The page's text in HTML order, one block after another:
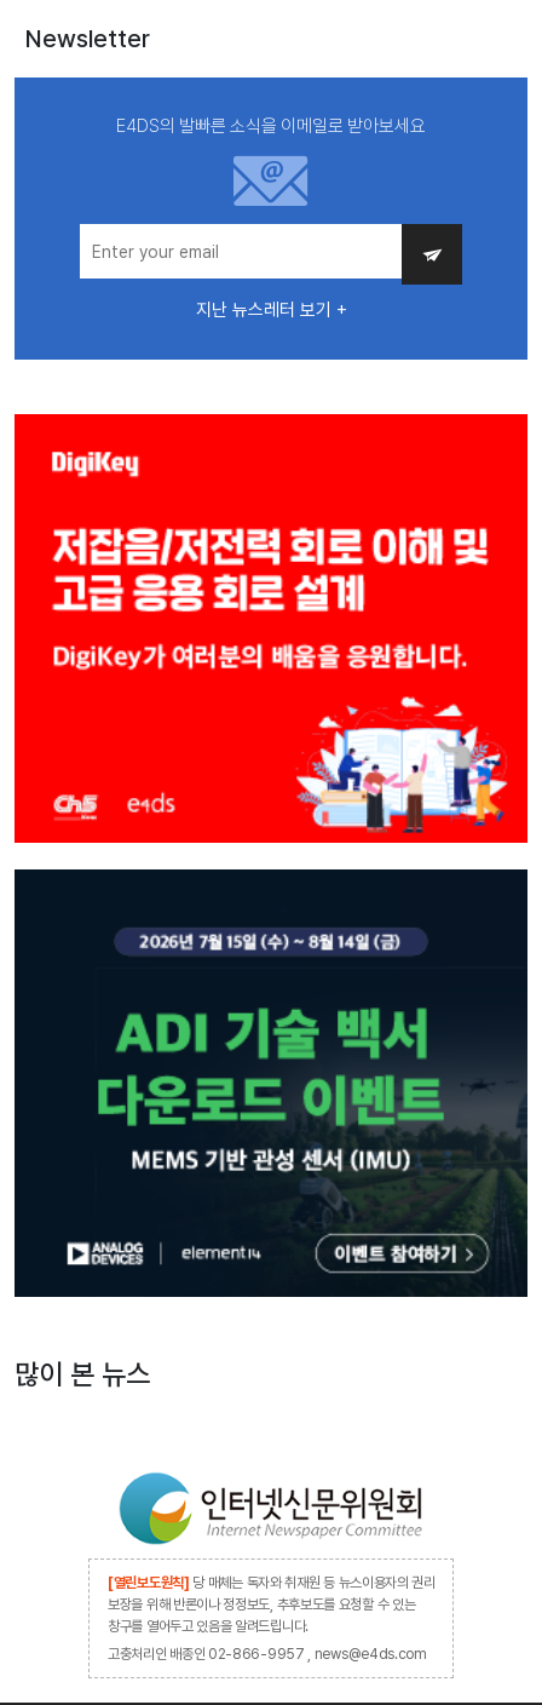
Newsletter
E4DS의 발빠른 소식을 이메일로 받아보세요
지난 뉴스레터 보기 +
많이 본 뉴스
[열린보도원칙] 당 매체는 독자와 취재원 등 뉴스이용자의 권리
보장을 위해 반론이나 정정보도, 추후보도를 요청할 수 있는
창구를 열어두고 있음을 알려드립니다.
고충처리인 배종인 02-866-9957 , news@e4ds.com